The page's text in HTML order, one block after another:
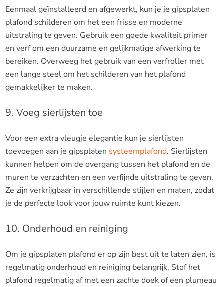
Eenmaal geïnstalleerd en afgewerkt, kun je je gipsplaten
plafond schilderen om het een frisse en moderne
uitstraling te geven. Gebruik een goede kwaliteit primer
en verf om een duurzame en gelijkmatige afwerking te
bereiken. Overweeg het gebruik van een verfroller met
een lange steel om het schilderen van het plafond
gemakkelijker te maken.
9. Voeg sierlijsten toe
Voor een extra vleugje elegantie kun je sierlijsten
toevoegen aan je gipsplaten systeemplafond. Sierlijsten
kunnen helpen om de overgang tussen het plafond en de
muren te verzachten en een verfijnde uitstraling te geven.
Ze zijn verkrijgbaar in verschillende stijlen en maten, zodat
je de perfecte look voor jouw ruimte kunt kiezen.
10. Onderhoud en reiniging
Om je gipsplaten plafond er op zijn best uit te laten zien, is
regelmatig onderhoud en reiniging belangrijk. Stof het
plafond regelmatig af met een zachte doek of een plumeau